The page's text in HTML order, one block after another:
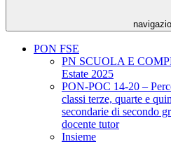
PON FSE
PN SCUOLA E
Estate 2025
PON-POC 14-20 –
classi terze, quarte e
secondarie di secondo
docente tutor
Insieme